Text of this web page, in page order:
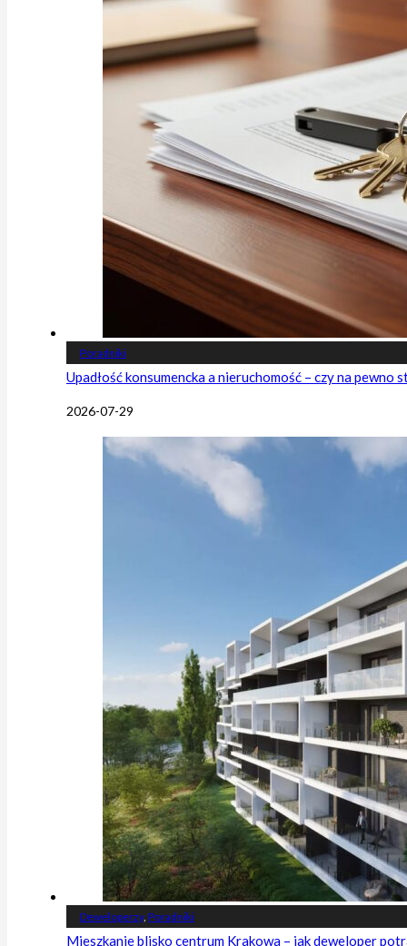
Poradniki
Upadłość konsumencka a nieruchomość – czy na pewno
2026-07-29
Deweloperzy, Poradniki
Mieszkanie blisko centrum Krakowa – jak deweloper